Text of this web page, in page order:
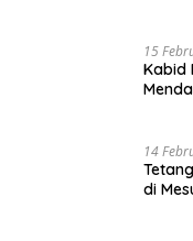
15
Kabid
14
di